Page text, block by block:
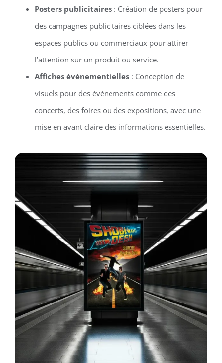
Posters publicitaires: Création de posters pour
des campagnes publicitaires ciblées dans les
espaces publics ou commerciaux pour attirer
l’attention sur un produit ou service.
Affiches événementielles: Conception de
visuels pour des événements comme des
concerts, des foires ou des expositions, avec une
mise en avant claire des informations essentielles.